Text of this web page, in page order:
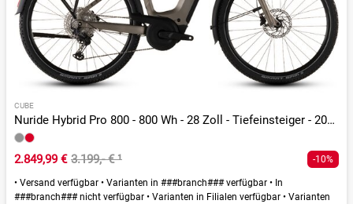
CUBE
Nuride Hybrid Pro 800 - 800 Wh - 28 Zoll - Tiefeinsteiger - 2026
2.849,99 € 3.199,- €¹ -10%
• Versand verfügbar • Varianten in ###branch### verfügbar • In
###branch### nicht verfügbar • Varianten in Filialen verfügbar • Varianten